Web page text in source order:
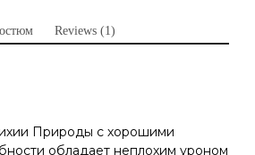
Reviews (1)
Природы с хорошими
обладает неплохим уроном